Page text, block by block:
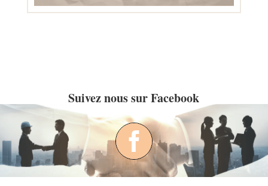
Suivez nous sur Facebook
